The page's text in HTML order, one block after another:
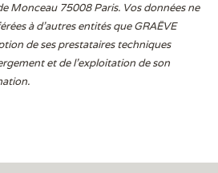
Monceau 75008 Paris. Vos données ne
à d’autres entités que GRAËVE
de ses prestataires techniques
et de l’exploitation de son